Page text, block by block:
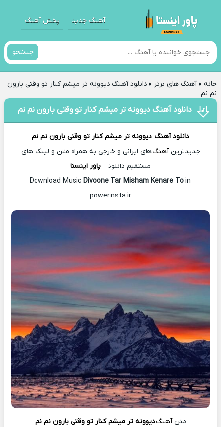
آهنگ جدید پخش آهنگ
جستجو
خانه»آهنگ های برتر » دانلود آهنگ دیوونه تر میشم کنار تو وقتی بارون
نم نم
دانلود آهنگ دیوونه تر میشم کنار تو وقتی بارون نم نم
دانلود آهنگ دیوونه تر میشم کنار تو وقتی بارون نم نم
جدیدترینآهنگهای ایرانی و خارجی به همراه متن و لینک های
مستقیم دانلود – پاور اینستا
Divoone Tar Misham Kenare To in
powerinsta.ir
متنآهنگدیوونه تر میشم کنار تو وقتی بارون نم نم